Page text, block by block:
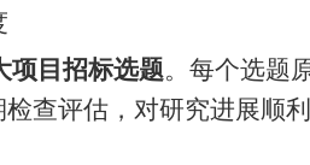
项目招标选题。每个选题
查评估，对研究进展顺